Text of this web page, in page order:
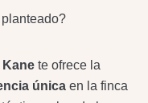
te ofrece la
única en la finca